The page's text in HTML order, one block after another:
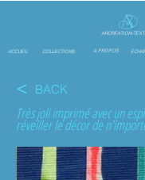
ARCREATION-
ACCUEIL COLLECTIONS A PROPOS
< BACK
Très joli imprimé avec un
réveiller le décor de